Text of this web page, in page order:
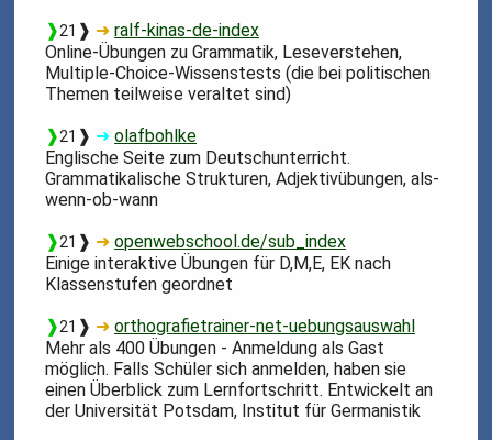
❱21 ❱ ➜ralf-kinas-de-index
Online-Übungen zu Grammatik, Leseverstehen,
Multiple-Choice-Wissenstests (die bei politischen
Themen teilweise veraltet sind)
❱21 ❱ ➜olafbohlke
Englische Seite zum Deutschunterricht.
Grammatikalische Strukturen, Adjektivübungen, als-
wenn-ob-wann
❱21 ❱ ➜openwebschool.de/sub_index
Einige interaktive Übungen für D,M,E, EK nach
Klassenstufen geordnet
❱21 ❱ ➜orthografietrainer-net-uebungsauswahl
Mehr als 400 Übungen - Anmeldung als Gast
möglich. Falls Schüler sich anmelden, haben sie
einen Überblick zum Lernfortschritt. Entwickelt an
der Universität Potsdam, Institut für Germanistik